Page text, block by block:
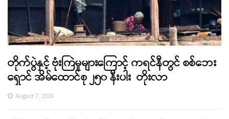
တိုက်ပွဲနှင့် ဗုံးကြဲမှုများကြောင့် ကရင်နီတွင် စစ်ဘေး
ရှောင် အိမ်ထောင်စု ၂၅၀ နီးပါး တိုးလာ
August 7, 2026